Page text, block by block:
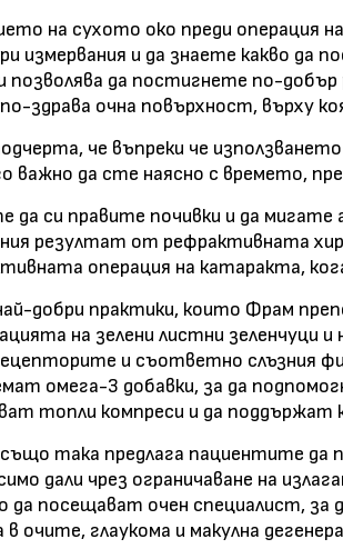
на сухото око преди операция
измервания и да знаете какво да
позволява да постигнете по-
здрава очна повърхност, върху
че въпреки че
важно да сте наясно с времето,
да си правите почивки и да
резултат от рефрактивната
операция на катаракта,
добри практики, които Фрам
на зелени листни зеленчуци
и съответно слъзния
омега-3 добавки, за да
топли компреси и да
така предлага пациентите да
дали чрез ограничаване на
да посещават очен специалист, за
очите, глаукома и макулна